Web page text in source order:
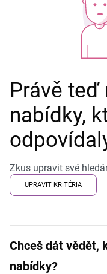
Právě teď
nabídky,
Zkus upravit své
UPRAVIT KRITÉRIA
Chceš dát vědět,
nabídky?